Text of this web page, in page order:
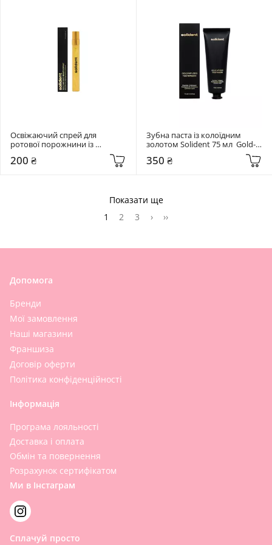
Освіжаючий спрей для
ротової порожнини із
колоїдним золотом Solident 10
мл  Gold-Infused Mouth Spray
200 ₴
Зубна паста із колоїдним
золотом Solident 75 мл  Gold-
350 ₴
Показати ще
1
2 3 › ››
Допомога
Бренди
Мої замовлення
Наші магазини
Франшиза
Договір оферти
Політика конфіденційності
Інформація
Програма лояльності
Доставка і оплата
Обмін та повернення
Розрахунок сертифікатом
Ми в Інстаграм
Сплачуй просто